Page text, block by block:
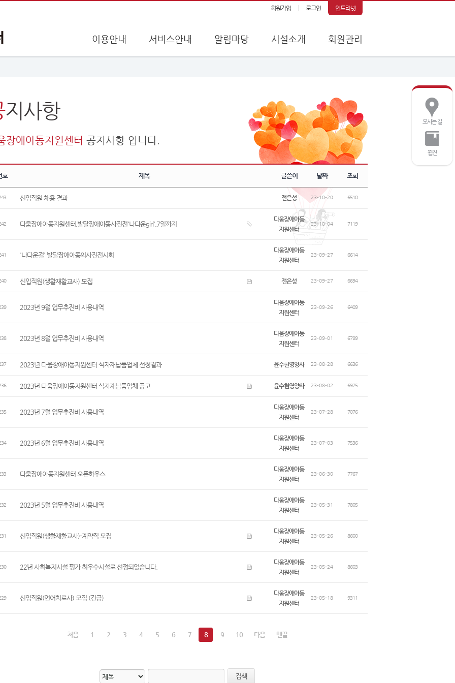
회원가입 로그인 인트라넷
이용안내 서비스안내 알림마당 시설소개 회원관리
오시는 길
웹진
지사항
장애아동지원센터 공지사항 입니다.
호 제목 글쓴이 날짜 조회
신입직원 채용 결과 전은성 23-10-20 6510
다움장애아동지원센터,발달장애아동사진전'나다운girl',7일까지
다움장애아동
지원센터
23-10-04 7119
'나다운걸' 발달장애아동의사진전시회
다움장애아동
지원센터
23-09-27 6614
신입직원(생활재활교사) 모집 전은성 23-09-27 6694
2023년 9월 업무추진비 사용내역
다움장애아동
지원센터
23-09-26 6409
2023년 8월 업무추진비 사용내역
다움장애아동
지원센터
23-09-01 6799
2023년 다움장애아동지원센터 식자재납품업체 선정결과 윤수현영양사 23-08-28 6636
2023년 다움장애아동지원센터 식자재납품업체 공고 윤수현영양사 23-08-02 6975
2023년 7월 업무추진비 사용내역
다움장애아동
지원센터
23-07-28 7076
2023년 6월 업무추진비 사용내역
다움장애아동
지원센터
23-07-03 7536
다움장애아동지원센터 오픈하우스
다움장애아동
지원센터
23-06-30 7767
2023년 5월 업무추진비 사용내역
다움장애아동
지원센터
23-05-31 7805
신입직원(생활재활교사)-계약직 모집
다움장애아동
지원센터
23-05-26 8600
22년 사회복지시설 평가 최우수시설로 선정되었습니다.
다움장애아동
지원센터
23-05-24 8603
신입직원(언어치료사) 모집 (긴급)
다움장애아동
지원센터
23-05-18 9311
처음 1 2 3 4 5 6 7 8 9 10 다음 맨끝
검색